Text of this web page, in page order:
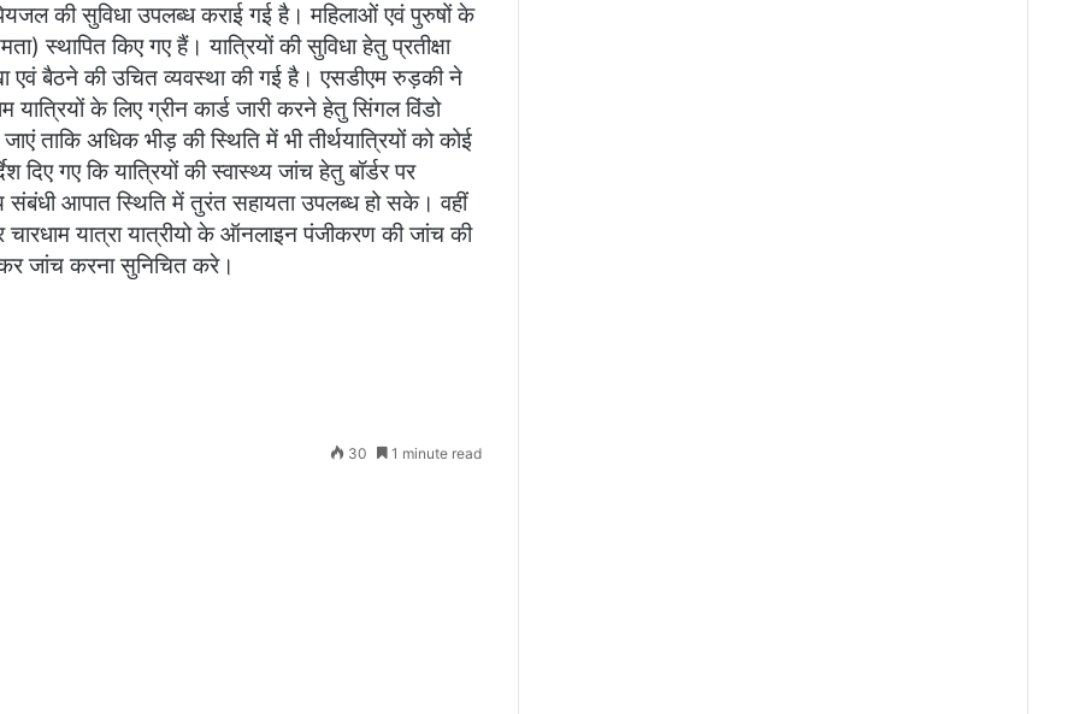
पेयजल की सुविधा उपलब्ध कराई गई है। महिलाओं एवं पुरुषों के
किए गए हैं। यात्रियों की सुविधा हेतु प्रतीक्षा
एवं बैठने की उचित व्यवस्था की गई है। एसडीएम रुड़की ने
यात्रियों के लिए ग्रीन कार्ड जारी करने हेतु सिंगल विंडो
ताकि अधिक भीड़ की स्थिति में भी तीर्थयात्रियों को कोई
दिए गए कि यात्रियों की स्वास्थ्य जांच हेतु बॉर्डर पर
संबंधी आपात स्थिति में तुरंत सहायता उपलब्ध हो सके। वहीं
चारधाम यात्रा यात्रीयो के ऑनलाइन पंजीकरण की जांच की
जांच करना सुनिचित करे।
30 1 minute read